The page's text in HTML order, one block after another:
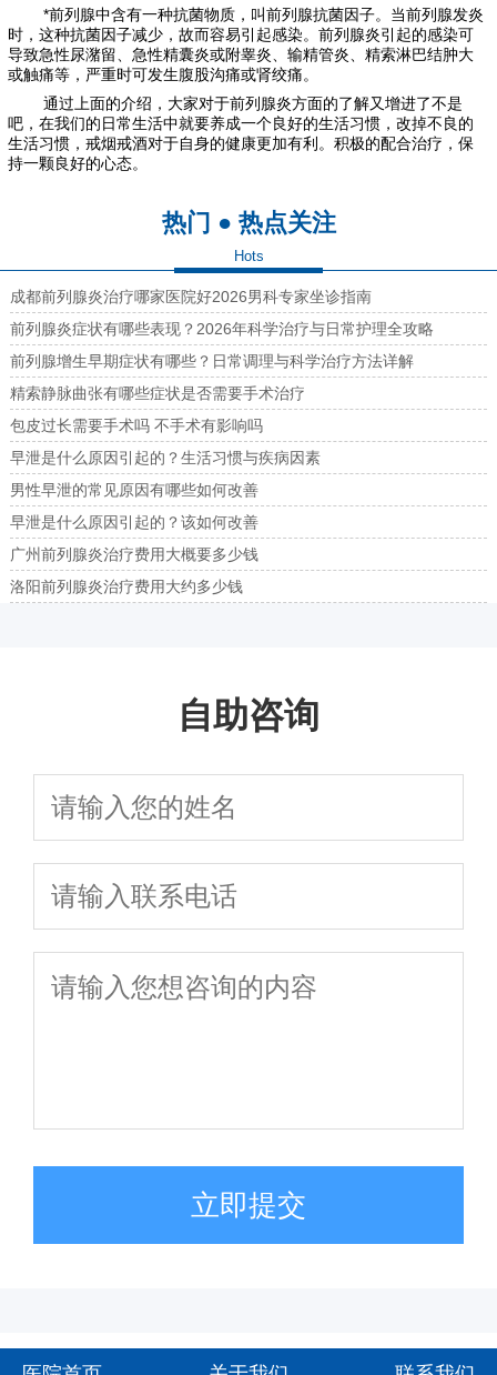
*前列腺中含有一种抗菌物质，叫前列腺抗菌因子。当前列腺发炎
时，这种抗菌因子减少，故而容易引起感染。前列腺炎引起的感染可
导致急性尿潴留、急性精囊炎或附睾炎、输精管炎、精索淋巴结肿大
或触痛等，严重时可发生腹股沟痛或肾绞痛。
通过上面的介绍，大家对于前列腺炎方面的了解又增进了不是
吧，在我们的日常生活中就要养成一个良好的生活习惯，改掉不良的
生活习惯，戒烟戒酒对于自身的健康更加有利。积极的配合治疗，保
持一颗良好的心态。
热门 ● 热点关注
Hots
成都前列腺炎治疗哪家医院好2026男科专家坐诊指南
前列腺炎症状有哪些表现？2026年科学治疗与日常护理全攻略
前列腺增生早期症状有哪些？日常调理与科学治疗方法详解
精索静脉曲张有哪些症状是否需要手术治疗
包皮过长需要手术吗 不手术有影响吗
早泄是什么原因引起的？生活习惯与疾病因素
男性早泄的常见原因有哪些如何改善
早泄是什么原因引起的？该如何改善
广州前列腺炎治疗费用大概要多少钱
洛阳前列腺炎治疗费用大约多少钱
自助咨询
立即提交